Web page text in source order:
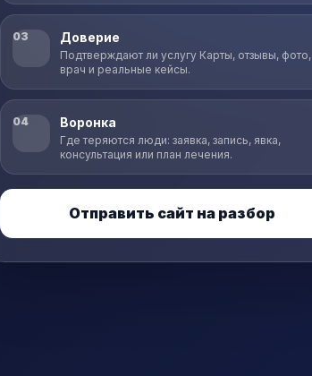
03 Доверие
Подтверждают ли услугу Карты, отзывы, фото,
врач и реальные кейсы.
04 Воронка
Где теряются люди: заявка, запись, явка,
консультация или план лечения.
Отправить сайт на разбор